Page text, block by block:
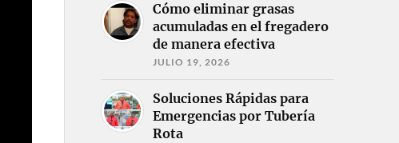
Cómo eliminar grasas
acumuladas en el fregadero
de manera efectiva
JULIO 19, 2026
Soluciones Rápidas para
Emergencias por Tubería
Rota